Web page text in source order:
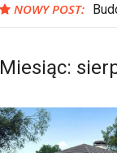
NOWY POST:
Miesiąc: